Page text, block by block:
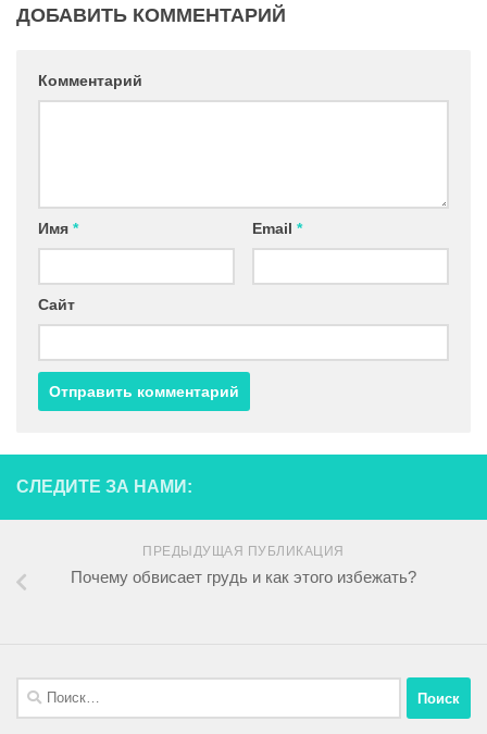
ДОБАВИТЬ КОММЕНТАРИЙ
Комментарий
Имя * Email *
Сайт
СЛЕДИТЕ ЗА НАМИ:
ПРЕДЫДУЩАЯ ПУБЛИКАЦИЯ
Почему обвисает грудь и как этого избежать?